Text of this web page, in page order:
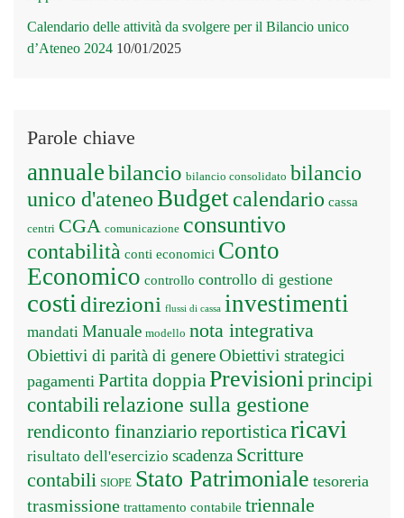
Calendario delle attività da svolgere per il Bilancio unico
d’Ateneo 2024 10/01/2025
Parole chiave
annualebilancio bilancio consolidato bilancio
unico d'ateneoBudgetcalendario cassa
centri CGA comunicazione consuntivo
contabilità conti economici Conto
Economico controllo controllo di gestione
costi direzioni flussi di cassa investimenti
mandati Manuale modello nota integrativa
Obiettivi di parità di genereObiettivi strategici
pagamenti Partita doppiaPrevisioniprincipi
contabilirelazione sulla gestione
rendiconto finanziario reportisticaricavi
risultato dell'esercizio scadenza Scritture
contabili SIOPE Stato Patrimoniale tesoreria
trasmissione trattamento contabile triennale